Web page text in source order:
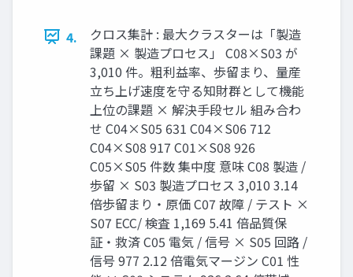
4.
クロス集計 : 最大クラスターは「製造
課題 × 製造プロセス」 C08×S03 が
3,010 件。粗利益率、歩留まり、量産
立ち上げ速度を守る知財群として機能
上位の課題 × 解決手段セル 組み合わ
せ C04×S05 631 C04×S06 712
C04×S08 917 C01×S08 926
C05×S05 件数 集中度 意味 C08 製造 /
歩留 × S03 製造プロセス 3,010 3.14
倍歩留まり・原価 C07 故障 / テスト ×
S07 ECC/ 検査 1,169 5.41 倍品質保
証・救済 C05 電気 / 信号 × S05 回路 /
信号 977 2.12 倍電気マージン C01 性